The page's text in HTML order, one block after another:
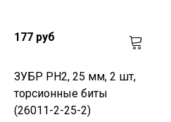
177 руб
ЗУБР PH2, 25 мм, 2 шт,
торсионные биты
(26011-2-25-2)